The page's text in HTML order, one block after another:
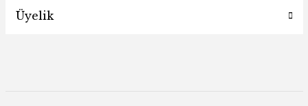
Üyelik